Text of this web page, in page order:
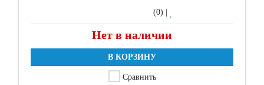
(0)
Нет в наличии
В КОРЗИНУ
Сравнить